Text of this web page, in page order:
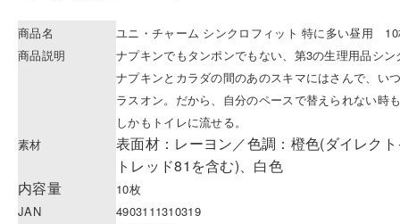
商品名
ユニ・チャーム シンクロフィット 特に多い昼用
商品説明
ナプキンでもタンポンでもない、第3の生理用品シ
ナプキンとカラダの間のあのスキマにはさんで、い
ラスオン。だから、自分のペースで替えられない時
しかもトイレに流せる。
素材
表面材：レーヨン／色調：橙色(ダイレク
トレッド81を含む)、白色
内容量
10枚
JAN
4903111310319